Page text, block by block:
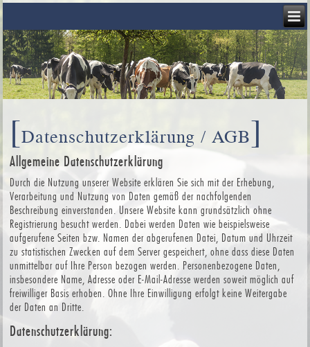
[Datenschutzerklärung / AGB]
Allgemeine Datenschutzerklärung
Durch die Nutzung unserer Website erklären Sie sich mit der Erhebung,
Verarbeitung und Nutzung von Daten gemäß der nachfolgenden
Beschreibung einverstanden. Unsere Website kann grundsätzlich ohne
Registrierung besucht werden. Dabei werden Daten wie beispielsweise
aufgerufene Seiten bzw. Namen der abgerufenen Datei, Datum und Uhrzeit
zu statistischen Zwecken auf dem Server gespeichert, ohne dass diese Daten
unmittelbar auf Ihre Person bezogen werden. Personenbezogene Daten,
insbesondere Name, Adresse oder E-Mail-Adresse werden soweit möglich auf
freiwilliger Basis erhoben. Ohne Ihre Einwilligung erfolgt keine Weitergabe
der Daten an Dritte.
Datenschutzerklärung: